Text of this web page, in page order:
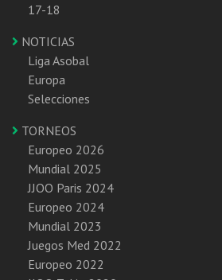
17-18
NOTICIAS
Liga Asobal
Europa
Selecciones
TORNEOS
Europeo 2026
Mundial 2025
JJOO Paris 2024
Europeo 2024
Mundial 2023
Juegos Med 2022
Europeo 2022